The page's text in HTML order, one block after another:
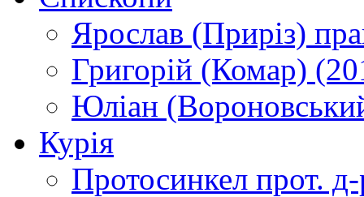
Ярослав (Приріз)
Григорій (Комар)
Юліан
Курія
Протосинкел прот.